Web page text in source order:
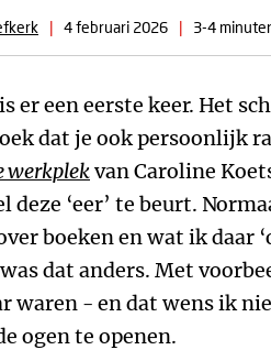
| 4 februari 2026 | 3-4
er een eerste keer. Het
dat je ook persoonlijk
werkplekvan Caroline
deze ‘eer’ te beurt.
boeken en wat ik daar
dat anders. Met
waren - en dat wens ik
ogen te openen.